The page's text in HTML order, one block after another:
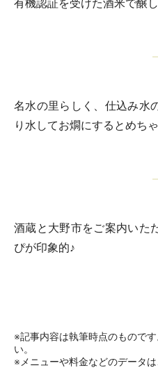
有機認証を受けた酒米で醸
名水の里らしく、仕込み水
り水してお燗にするとめちゃ
酒蔵と大野市をご案内いた
ぴが印象的♪
※記事内容は執筆時点のもので
い。
※メニューや料金などのデータ